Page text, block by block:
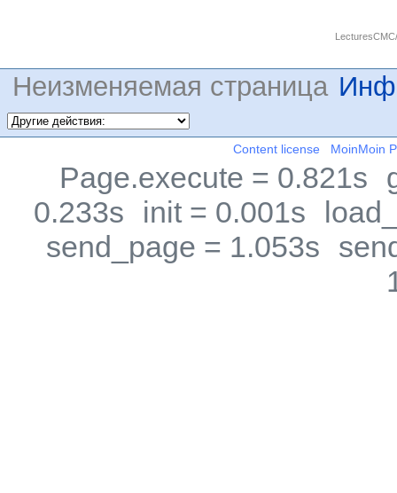
Неизменяемая страница
Content license MoinMoin
Page.execute = 0.821s
0.233s
init = 0.001s
send_page = 1.053s